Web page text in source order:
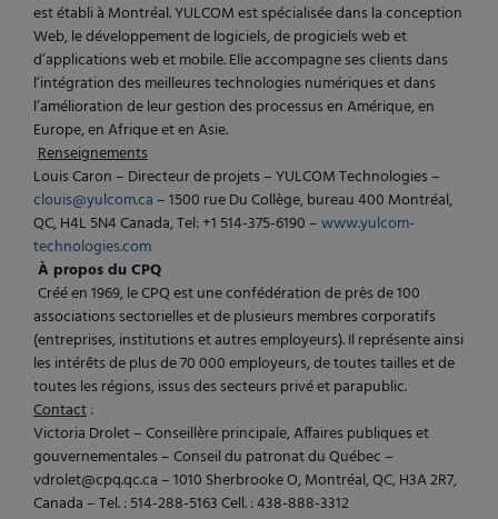
est établi à Montréal. YULCOM est spécialisée dans la conception
Web, le développement de logiciels, de progiciels web et
d’applications web et mobile. Elle accompagne ses clients dans
l’intégration des meilleures technologies numériques et dans
l’amélioration de leur gestion des processus en Amérique, en
Europe, en Afrique et en Asie.
Renseignements
Louis Caron – Directeur de projets – YULCOM Technologies –
clouis@yulcom.ca – 1500 rue Du Collège, bureau 400 Montréal,
QC, H4L 5N4 Canada, Tel: +1 514-375-6190 –www.yulcom-
technologies.com
À propos du CPQ
Créé en 1969, le CPQ est une confédération de près de 100
associations sectorielles et de plusieurs membres corporatifs
(entreprises, institutions et autres employeurs). Il représente ainsi
les intérêts de plus de 70 000 employeurs, de toutes tailles et de
toutes les régions, issus des secteurs privé et parapublic.
Contact:
Victoria Drolet – Conseillère principale, Affaires publiques et
gouvernementales – Conseil du patronat du Québec –
vdrolet@cpq.qc.ca – 1010 Sherbrooke O, Montréal, QC, H3A 2R7,
Canada – Tel. : 514-288-5163 Cell. : 438-888-3312